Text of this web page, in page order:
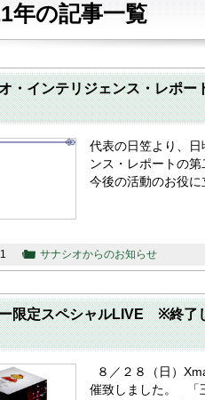
年の記事一覧
・インテリジェンス・レポー
代表の日笠より、
ンス・レポートの第
今後の活動のお役に
サナシオからのお知らせ
限定スペシャルLIVE ※終了
８／２８（日）
催致しました。 「